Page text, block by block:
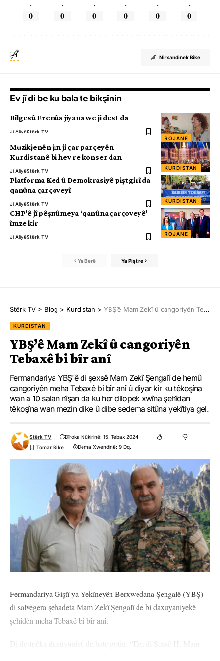
.
0
.
0
.
0
.
0
.
0
.
0
Nirxandinek Bike
Ev jî di be ku bala te bikşînin
ROJANE
Bîlgesû Erenûs jiyana we ji dest da
Ji AliyêStêrk TV
KURDISTAN
Muzikjenên jin ji çar parçeyên
Kurdistanê bi hev re konser dan
Ji AliyêStêrk TV
KURDISTAN
Platforma Ked û Demokrasiyê piştgirî da
qanûna çarçoveyî
Ji AliyêStêrk TV
ROJANE
CHP’ê jî pêşnûmeya ‘qanûna çarçoveyê’
îmze kir
Ji AliyêStêrk TV
Ya Berê Ya Pişt re
Stêrk TV > Blog > Kurdistan > YBŞ’ê Mam Zekî û cangoriyên Tebaxê bi bîr anî
KURDISTAN
YBŞ’ê Mam Zekî û cangoriyên
Tebaxê bi bîr anî
Fermandariya YBŞ'ê di şexsê Mam Zekî Şengalî de hemû
cangoriyên meha Tebaxê bi bîr anî û diyar kir ku têkoşîna
wan a 10 salan nîşan da ku her dilopek xwîna şehîdan
têkoşîna wan mezin dike û dibe sedema sitûna yekîtiya gel.
Stêrk TV
Dîroka Nûkirinê: 15. Tebax 2024
Dema Xwendinê: 9 Dq.
Fermandariya Giştî ya Yekîneyên Berxwedana Şengalê (YBŞ)
di salvegera şehadeta Mam Zekî Şengalî de bi daxuyaniyekê
şehîdên meha Tebaxê bi bîr anî.
Di destpêka daxuyaniyê de hate gotin, “Em di Şexsê H. Mam